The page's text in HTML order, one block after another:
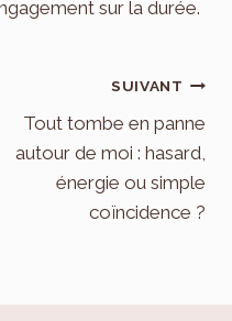
sur la durée.
SUIVANT
Tout tombe en panne
autour de moi : hasard,
énergie ou simple
coïncidence ?